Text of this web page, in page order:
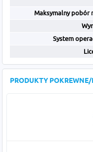
Maksymalny pobór
System
PRODUKTY